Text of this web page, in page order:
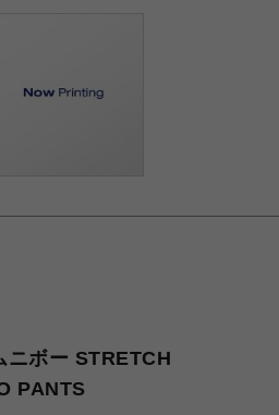
ボー STRETCH
PANTS